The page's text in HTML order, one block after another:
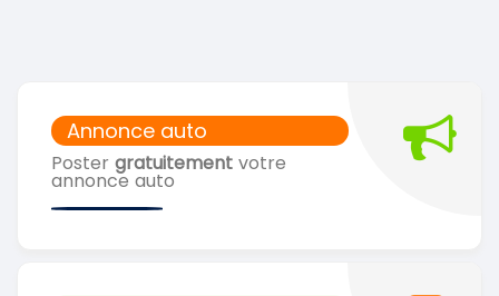
Annonce auto
Poster gratuitement votre
annonce auto